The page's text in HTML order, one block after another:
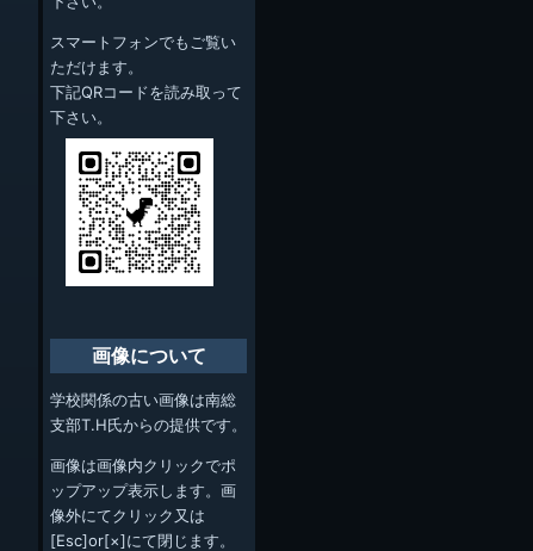
スマートフォンでもご覧い
ただけます。
下記QRコードを読み取って
下さい。
画像について
学校関係の古い画像は南総
支部T.H氏からの提供です。
画像は画像内クリックでポ
ップアップ表示します。画
像外にてクリック又は
[Esc]or[×]にて閉じます。